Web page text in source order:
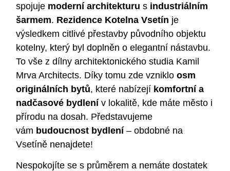
spojuje moderní architekturus industriálním
šarmem. Rezidence Kotelna Vsetín je
výsledkem citlivé přestavby původního objektu
kotelny, který byl doplněn o elegantní nástavbu.
To vše z dílny architektonického studia Kamil
Mrva Architects. Díky tomu zde vznikloosm
originálních bytů, které nabízejí komfortní a
nadčasové bydlenív lokalitě, kde máte město i
přírodu na dosah. Představujeme
vám budoucnost bydlení– obdobné na
Vsetíně nenajdete!
Nespokojíte se s průměrem a nemáte dostatek